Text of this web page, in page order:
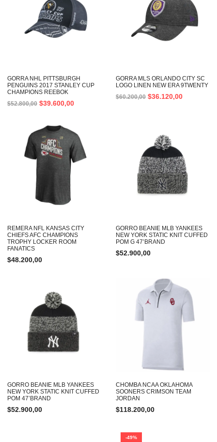
GORRA NHL PITTSBURGH
PENGUINS 2017 STANLEY CUP
CHAMPIONS REEBOK
$52.800,00 $39.600,00
GORRA MLS ORLANDO CITY SC
LOGO LINEN NEW ERA 9TWENTY
$60.200,00 $36.120,00
REMERA NFL KANSAS CITY
CHIEFS AFC CHAMPIONS
TROPHY LOCKER ROOM
FANATICS
$48.200,00
GORRO BEANIE MLB YANKEES
NEW YORK STATIC KNIT CUFFED
POM G 47’BRAND
$52.900,00
GORRO BEANIE MLB YANKEES
NEW YORK STATIC KNIT CUFFED
POM 47’BRAND
$52.900,00
CHOMBA NCAA OKLAHOMA
SOONERS CRIMSON TEAM
JORDAN
$118.200,00
-49%